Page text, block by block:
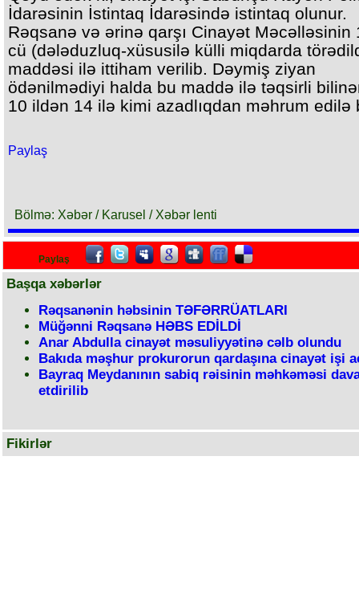
İdarəsinin İstintaq İdarəsində istintaq olunur.
Rəqsanə və ərinə qarşı Cinayət Məcəlləsinin
cü (dələduzluq-xüsusilə külli miqdarda
maddəsi ilə ittiham verilib. Dəymiş ziyan
ödənilmədiyi halda bu maddə ilə təqsirli
10 ildən 14 ilə kimi azadlıqdan məhrum edilə
Paylaş
Bölmə: Xəbər / Karusel / Xəbər lenti
Paylaş
Başqa xəbərlər
Rəqsanənin həbsinin TƏFƏRRÜATLARI
Müğənni Rəqsanə HƏBS EDİLDİ
Anar Abdulla cinayət məsuliyyətinə cəlb olundu
Bakıda məşhur prokurorun qardaşına cinayət işi
Bayraq Meydanının sabiq rəisinin məhkəməsi
etdirilib
Fikirlər